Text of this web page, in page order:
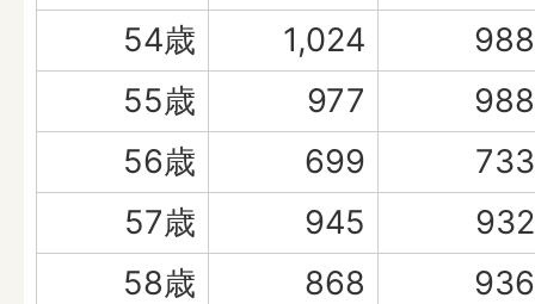
54歳
1,024
988
55歳
977
988
56歳
699
733
57歳
945
932
58歳
868
936